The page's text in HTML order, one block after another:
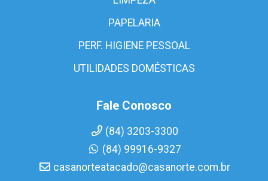
PAPELARIA
PERF. HIGIENE PESSOAL
UTILIDADES DOMÉSTICAS
Fale Conosco
(84) 3203-3300
(84) 99916-9327
casanorteatacado@casanorte.com.br